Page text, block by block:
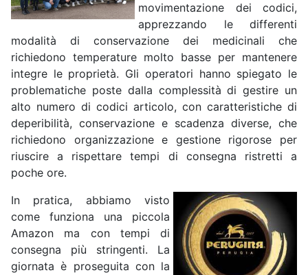
movimentazione dei codici,
apprezzando le differenti
modalità di conservazione dei medicinali che
richiedono temperature molto basse per mantenere
integre le proprietà. Gli operatori hanno spiegato le
problematiche poste dalla complessità di gestire un
alto numero di codici articolo, con caratteristiche di
deperibilità, conservazione e scadenza diverse, che
richiedono organizzazione e gestione rigorose per
riuscire a rispettare tempi di consegna ristretti a
poche ore.
In pratica, abbiamo visto
come funziona una piccola
Amazon ma con tempi di
consegna più stringenti. La
giornata è proseguita con la